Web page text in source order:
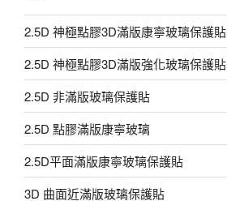
2.5D 神極點膠3D滿版康寧玻璃保護貼
2.5D 神極點膠3D滿版強化玻璃保護貼
2.5D 非滿版玻璃保護貼
2.5D 點膠滿版康寧玻璃
2.5D平面滿版康寧玻璃保護貼
3D 曲面近滿版玻璃保護貼